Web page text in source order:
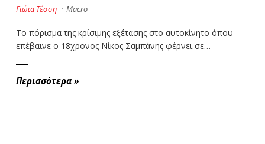
Γιώτα Τέσση · Macro
Το πόρισμα της κρίσιμης εξέτασης στο αυτοκίνητο όπου
επέβαινε ο 18χρονος Νίκος Σαμπάνης φέρνει σε…
Περισσότερα »